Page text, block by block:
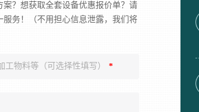
？想获取全套设备优惠报价单？请
务！（不用担心信息泄露，我们将
物料等（可选择性填写） *